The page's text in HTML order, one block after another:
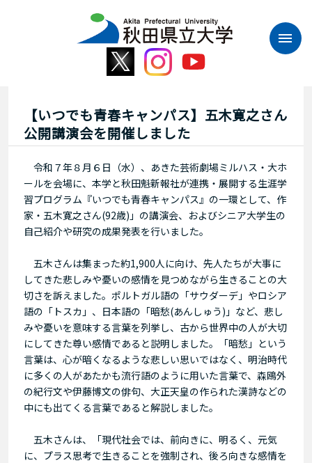
【いつでも青春キャンパス】五木寛之さん
公開講演会を開催しました
令和７年８月６日（水）、あきた芸術劇場ミルハス・大ホ
ールを会場に、本学と秋田魁新報社が連携・展開する生涯学
習プログラム『いつでも青春キャンパス』の一環として、作
家・五木寛之さん(92歳)」の講演会、およびシニア大学生の
自己紹介や研究の成果発表を行いました。
五木さんは集まった約1,900人に向け、先人たちが大事に
してきた悲しみや憂いの感情を見つめながら生きることの大
切さを訴えました。ポルトガル語の「サウダーデ」やロシア
語の「トスカ」、日本語の「暗愁(あんしゅう)」など、悲し
みや憂いを意味する言葉を列挙し、古から世界中の人が大切
にしてきた尊い感情であると説明しました。「暗愁」という
言葉は、心が暗くなるような悲しい思いではなく、明治時代
に多くの人があたかも流行語のように用いた言葉で、森鴎外
の紀行文や伊藤博文の俳句、大正天皇の作られた漢詩などの
中にも出てくる言葉であると解説しました。
五木さんは、「現代社会では、前向きに、明るく、元気
に、プラス思考で生きることを強制され、後ろ向きな感情を